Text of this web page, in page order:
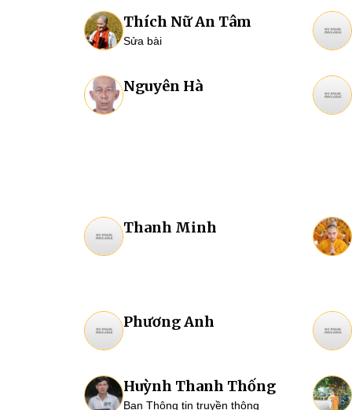
Thích Nữ An Tâm
Sửa bài
Nguyên Hà
Thanh Minh
Phương Anh
Huỳnh Thanh Thống
Ban Thông tin truyền thông